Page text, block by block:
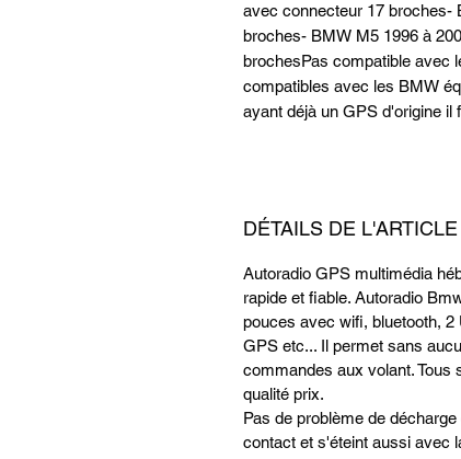
avec connecteur 17 broches-
broches- BMW M5 1996 à
brochesPas compatible avec
compatibles avec les BMW
ayant déjà un GPS d'origine il
DÉTAILS DE L'ARTICLE
Autoradio GPS multimédia
rapide et fiable. Autoradio
pouces avec wifi, bluetooth,
GPS etc... Il permet sans
commandes aux volant. Tous
qualité prix.
Pas de problème de
contact et s'éteint aussi avec